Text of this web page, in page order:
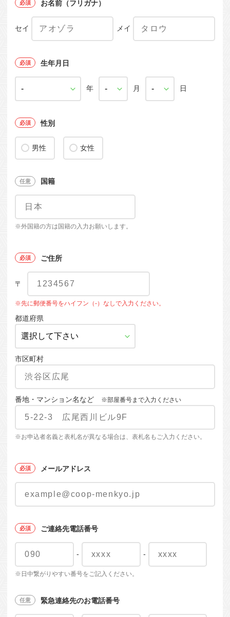
お名前（フリガナ）
セイ メイ
生年月日
年 月 日
性別
男性 女性
国籍
※外国籍の方は国籍の入力お願いします。
ご住所
〒
※先に郵便番号をハイフン（-）なしで入力ください。
都道府県
市区町村
番地・マンション名など ※部屋番号まで入力ください
※お申込者名義と表札名が異なる場合は、表札名もご入力ください。
メールアドレス
ご連絡先電話番号
- -
※日中繋がりやすい番号をご記入ください。
緊急連絡先のお電話番号